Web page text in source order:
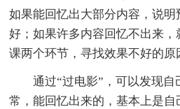
如果能回忆出大部分内容，说
好；如果许多内容回忆不出来
课两个环节，寻找效果不好的原
通过“过电影”，可以发现自
常，能回忆出来的，基本上是自